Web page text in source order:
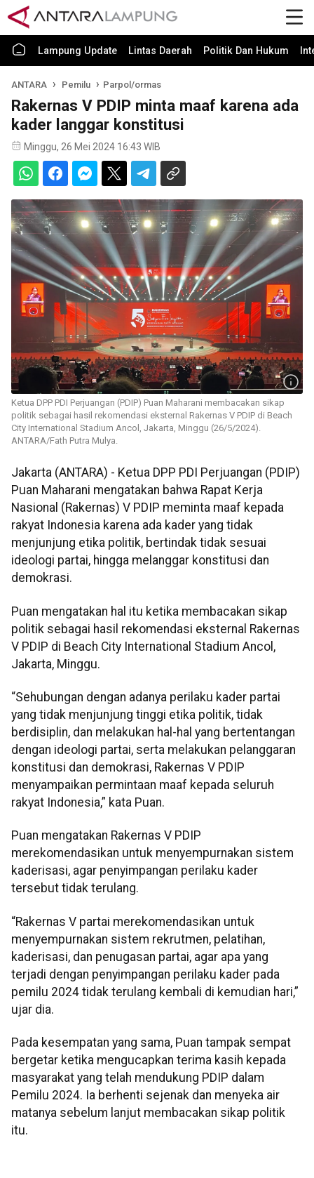
Lampung Update Lintas Daerah Politik Dan Hukum
ANTARA Pemilu Parpol/ormas
Rakernas V PDIP minta maaf karena ada
kader langgar konstitusi
Minggu, 26 Mei 2024 16:43 WIB
Ketua DPP PDI Perjuangan (PDIP) Puan Maharani membacakan sikap
politik sebagai hasil rekomendasi eksternal Rakernas V PDIP di Beach
City International Stadium Ancol, Jakarta, Minggu (26/5/2024).
ANTARA/Fath Putra Mulya.
Jakarta (ANTARA) - Ketua DPP PDI Perjuangan (PDIP)
Puan Maharani mengatakan bahwa Rapat Kerja
Nasional (Rakernas) V PDIP meminta maaf kepada
rakyat Indonesia karena ada kader yang tidak
menjunjung etika politik, bertindak tidak sesuai
ideologi partai, hingga melanggar konstitusi dan
demokrasi.
Puan mengatakan hal itu ketika membacakan sikap
politik sebagai hasil rekomendasi eksternal Rakernas
V PDIP di Beach City International Stadium Ancol,
Jakarta, Minggu.
“Sehubungan dengan adanya perilaku kader partai
yang tidak menjunjung tinggi etika politik, tidak
berdisiplin, dan melakukan hal-hal yang bertentangan
dengan ideologi partai, serta melakukan pelanggaran
konstitusi dan demokrasi, Rakernas V PDIP
menyampaikan permintaan maaf kepada seluruh
rakyat Indonesia,” kata Puan.
Puan mengatakan Rakernas V PDIP
merekomendasikan untuk menyempurnakan sistem
kaderisasi, agar penyimpangan perilaku kader
tersebut tidak terulang.
“Rakernas V partai merekomendasikan untuk
menyempurnakan sistem rekrutmen, pelatihan,
kaderisasi, dan penugasan partai, agar apa yang
terjadi dengan penyimpangan perilaku kader pada
pemilu 2024 tidak terulang kembali di kemudian hari,”
ujar dia.
Pada kesempatan yang sama, Puan tampak sempat
bergetar ketika mengucapkan terima kasih kepada
masyarakat yang telah mendukung PDIP dalam
Pemilu 2024. Ia berhenti sejenak dan menyeka air
matanya sebelum lanjut membacakan sikap politik
itu.